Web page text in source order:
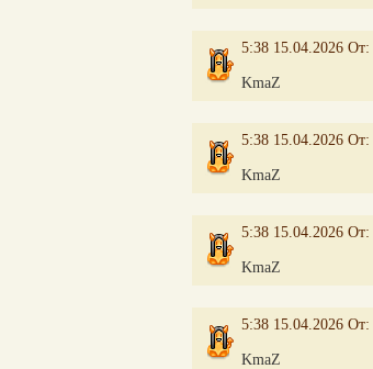
5:38 15.04.2026 От:
KmaZ
5:38 15.04.2026 От:
KmaZ
5:38 15.04.2026 От:
KmaZ
5:38 15.04.2026 От:
KmaZ